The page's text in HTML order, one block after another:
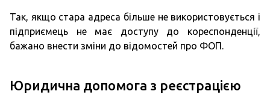
Так, якщо стара адреса більше не використовується і
підприємець не має доступу до кореспонденції,
бажано внести зміни до відомостей про ФОП.
Юридична допомога з реєстрацією